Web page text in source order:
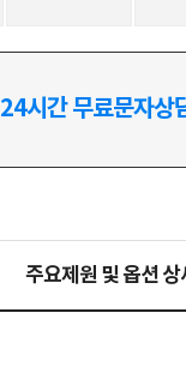
24시간 무료문자상
주요제원 및 옵션 상